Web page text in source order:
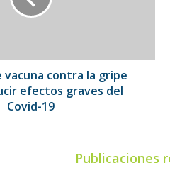
vacuna contra la gripe
efectos graves del
Covid-19
Publicaciones